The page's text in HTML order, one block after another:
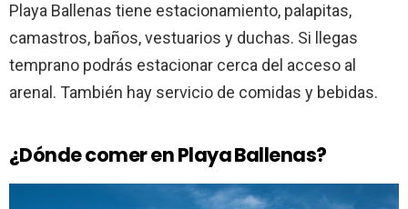
Playa Ballenas tiene estacionamiento, palapitas,
camastros, baños, vestuarios y duchas. Si llegas
temprano podrás estacionar cerca del acceso al
arenal. También hay servicio de comidas y bebidas.
¿Dónde comer en Playa Ballenas?